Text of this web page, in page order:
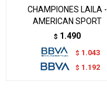
CHAMPIONES LAILA -
AMERICAN SPORT
$ 1.490
$ 1.043
$ 1.192